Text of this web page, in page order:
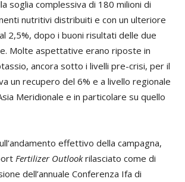
soglia complessiva di 180 milioni di
nutritivi distribuiti e con un ulteriore
2,5%, dopo i buoni risultati delle due
Molte aspettative erano riposte in
ancora sotto i livelli pre-crisi, per il
un recupero del 6% e a livello regionale
Meridionale e in particolare su quello
effettivo della campagna,
Fertilizer Outlookrilasciato come di
dell’annuale Conferenza Ifa di